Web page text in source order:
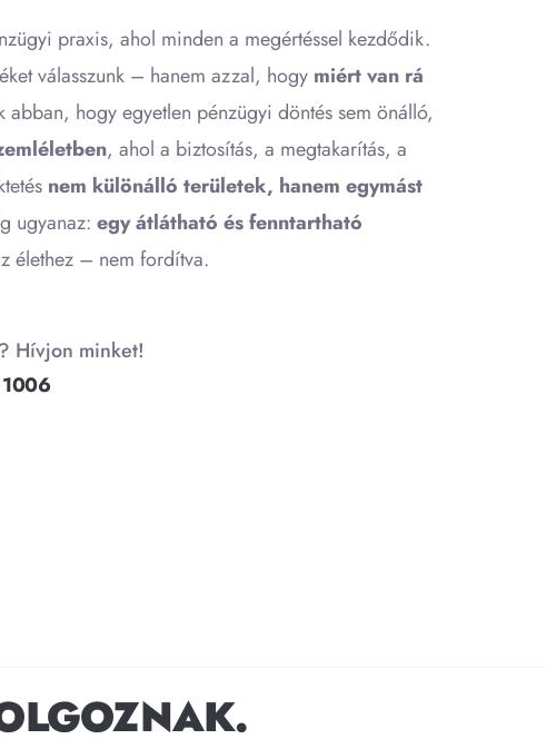
praxis, ahol minden a megértéssel kezdődik.
válasszunk – hanem azzal, hogy miért van rá
abban, hogy egyetlen pénzügyi döntés sem önálló,
, ahol a biztosítás, a megtakarítás, a
nem különálló területek, hanem egymást
ugyanaz: egy átlátható és fenntartható
élethez – nem fordítva.
Hívjon minket!